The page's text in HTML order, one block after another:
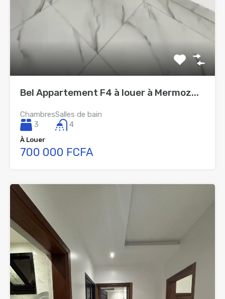
Bel Appartement F4 à louer à Mermoz...
Chambres
3
Salles de bain
4
À Louer
700 000 FCFA